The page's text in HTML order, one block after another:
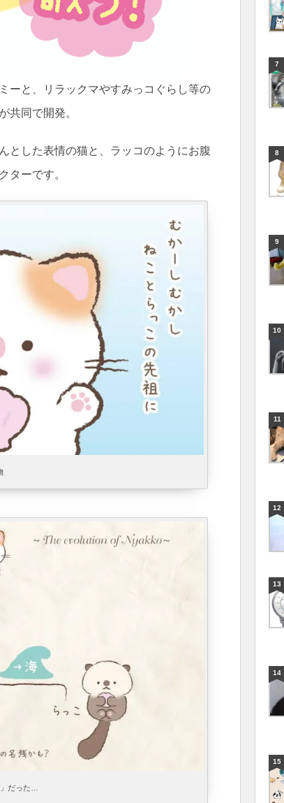
ーと、リラックマやすみっコぐらし等の
共同で開発。
とした表情の猫と、ラッコのようにお腹
ターです。
だった…
7
8
9
10
11
12
13
14
15